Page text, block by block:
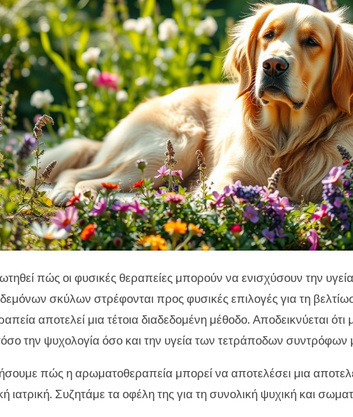
πώς οι φυσικές θεραπείες μπορούν να ενισχύσουν την
σκύλων στρέφονται προς φυσικές επιλογές για τη
αποτελεί μια τέτοια διαδεδομένη μέθοδο. Αποδεικνύεται ότι
την ψυχολογία όσο και την υγεία των τετράποδων συντρόφων
πώς η αρωματοθεραπεία μπορεί να αποτελέσει μια
ιατρική. Συζητάμε τα οφέλη της για τη συνολική ψυχική και